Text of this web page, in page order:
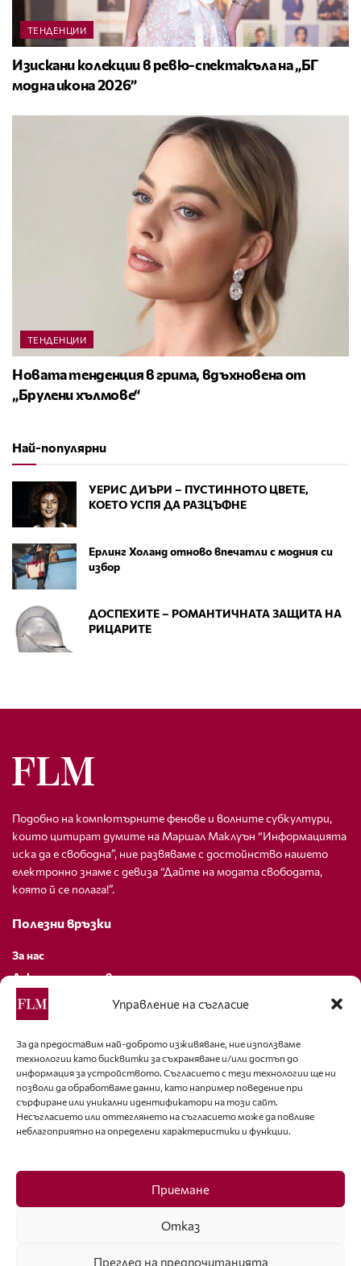
Управление на съгласие
За да предоставим най-доброто изживяване, ние използваме
технологии като бисквитки за съхраняване и/или достъп до
информация за устройството. Съгласието с тези технологии ще ни
позволи да обработваме данни, като например поведение при
сърфиране или уникални идентификатори на този сайт.
Несъгласието или оттеглянето на съгласието може да повлияе
неблагоприятно на определени характеристики и функции.
Приемане
Отказ
Преглед на предпочитанията
ТЕНДЕНЦИИ
Изискани колекции в ревю-спектакъла на „БГ
модна икона 2026”
ТЕНДЕНЦИИ
Новата тенденция в грима, вдъхновена от
„Брулени хълмове“
Най-популярни
УЕРИС ДИЪРИ – ПУСТИННОТО ЦВЕТЕ,
КОЕТО УСПЯ ДА РАЗЦЪФНЕ
Ерлинг Холанд отново впечатли с модния си
избор
ДОСПЕХИТЕ – РОМАНТИЧНАТА ЗАЩИТА НА
РИЦАРИТЕ
Подобно на компютърните фенове и волните субкултури,
които цитират думите на Маршал Маклуън “Информацията
иска да е свободна”, ние развяваме с достойнство нашето
електронно знаме с девиза “Дайте на модата свободата,
която й се полага!”.
Полезни връзки
За нас
Декларация за поверителност
Политика за бисквитки
За контакти
editor@fashion-lifestyle.net
+359 88 227 33 47
Последвайте ни
Facebook